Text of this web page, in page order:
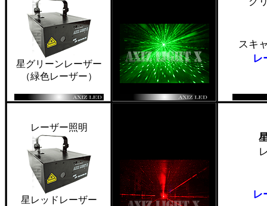
星グリーンレーザー
（緑色レーザー）
スキ
レ
レーザー照明
星レッドレーザー
レ